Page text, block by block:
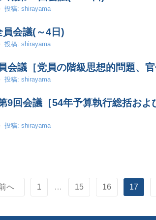
投稿: shirayama
会議(～4日)
投稿: shirayama
会議［党員の階級思想的問題、
投稿: shirayama
9回会議［54年予算執行総括お
投稿: shirayama
へ 1 … 15 16 17